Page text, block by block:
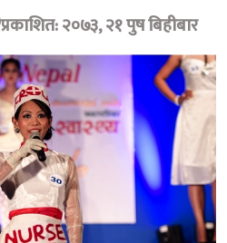
प्रकाशित: २०७३, २१ पुष बिहीबार